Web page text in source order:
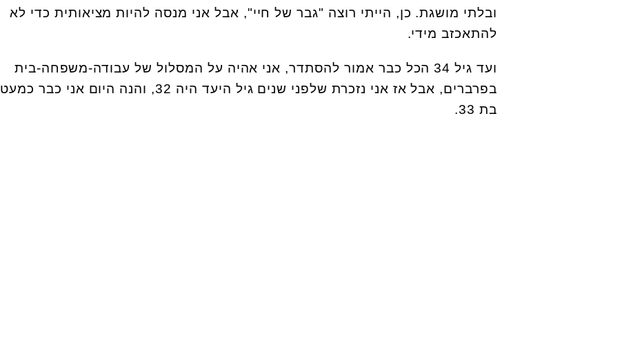
ובלתי מושגת. כן, הייתי רוצה "גבר של חיי", אבל אני מנסה להיות מציאותית כדי לא
להתאכזב מידי.
ועד גיל 34 הכל כבר אמור להסתדר, אני אהיה על המסלול של עבודה-משפחה-בית
בפרברים, אבל אז אני נזכרת שלפני שנים גיל היעד היה 32, והנה היום אני כבר כמעט
בת 33.